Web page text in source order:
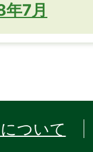
7月
ついて